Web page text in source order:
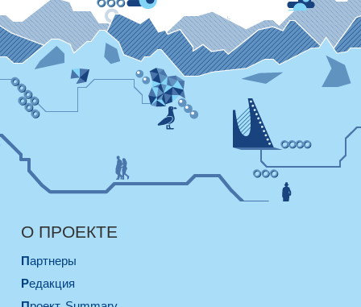
О ПРОЕКТЕ
Партнеры
Редакция